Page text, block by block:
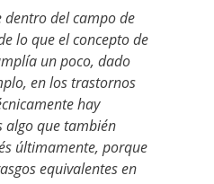
dentro del campo de
lo que el concepto de
un poco, dado
en los trastornos
hay
algo que también
últimamente, porque
equivalentes en